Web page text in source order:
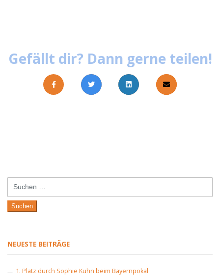
Gefällt dir? Dann gerne teilen!
nach:
NEUESTE BEITRÄGE
1. Platz durch Sophie Kuhn beim Bayernpokal